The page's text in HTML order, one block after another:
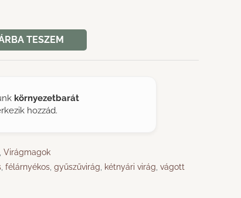
TESZEM
környezetbarát
hozzád.
Virágmagok
félárnyékos gyűszűvirág kétnyári virág vágott